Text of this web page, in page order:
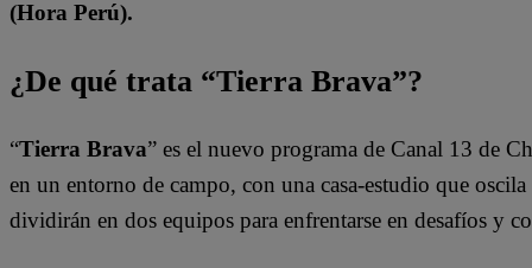
(Hora Perú).
¿De qué trata “Tierra Brava”?
“Tierra Brava” es el nuevo programa de Canal 13 de
en un entorno de campo, con una casa-estudio que
dividirán en dos equipos para enfrentarse en desafíos y